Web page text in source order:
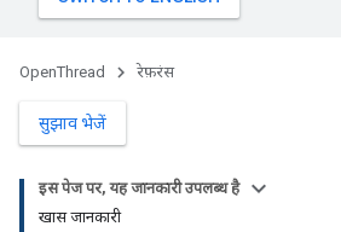
OpenThread रेफ़रंस
सुझाव भेजें
इस पेज पर, यह जानकारी उपलब्ध है
खास जानकारी